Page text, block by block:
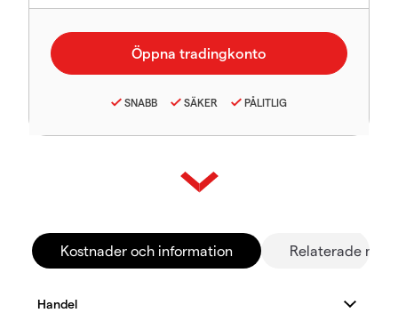
SNABB SÄKER PÅLITLIG
Kostnader och information Relaterade